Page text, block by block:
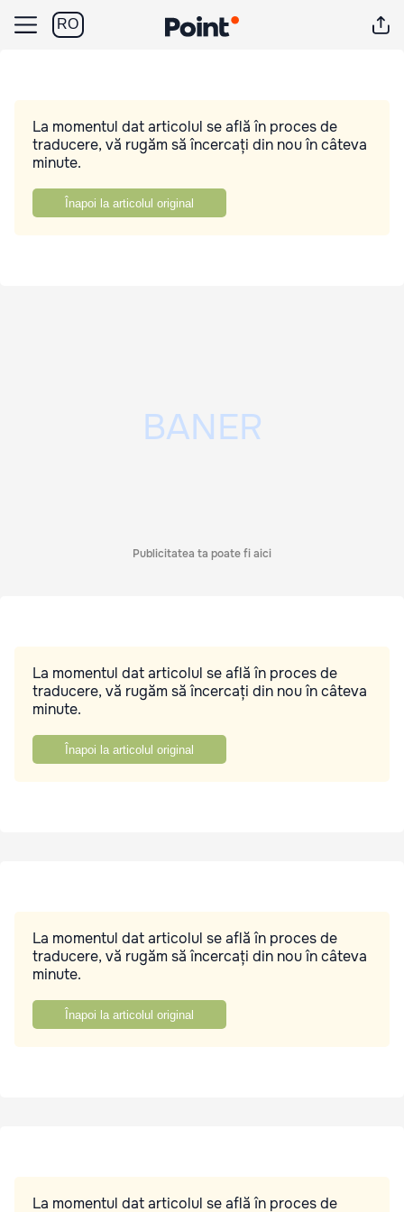
RO
La momentul dat articolul se află în proces de
traducere, vă rugăm să încercați din nou în câteva
minute.
Înapoi la articolul original
Publicitatea ta poate fi aici
La momentul dat articolul se află în proces de
traducere, vă rugăm să încercați din nou în câteva
minute.
Înapoi la articolul original
La momentul dat articolul se află în proces de
traducere, vă rugăm să încercați din nou în câteva
minute.
Înapoi la articolul original
La momentul dat articolul se află în proces de